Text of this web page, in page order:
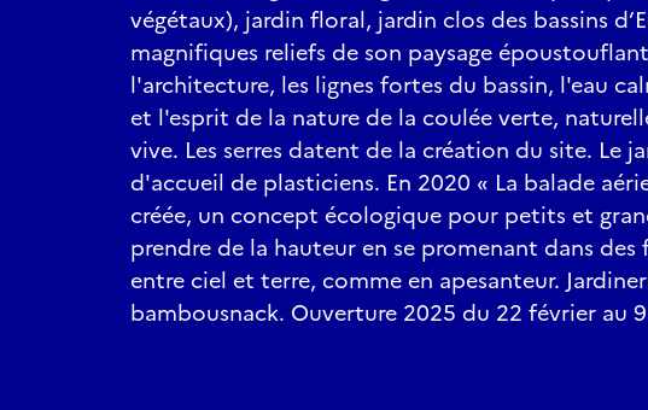
végétaux), jardin floral, jardin clos des bassins
magnifiques reliefs de son paysage
l'architecture, les lignes fortes du bassin, l'eau
et l'esprit de la nature de la coulée verte,
vive. Les serres datent de la création du site. Le
d'accueil de plasticiens. En 2020 « La balade
créée, un concept écologique pour petits et
prendre de la hauteur en se promenant dans des
entre ciel et terre, comme en apesanteur.
bambousnack. Ouverture 2025 du 22 février au